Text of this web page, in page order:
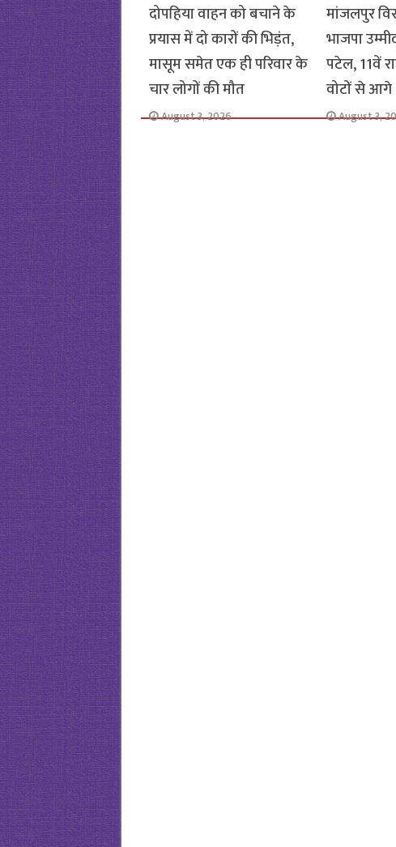
दोपहिया वाहन को बचाने के
प्रयास में दो कारों की भिड़ंत,
मासूम समेत एक ही परिवार के
चार लोगों की मौत
August 3, 2026
मांजलपुर
भाजपा
पटेल, 11वें
वोटों से आगे
August 3,